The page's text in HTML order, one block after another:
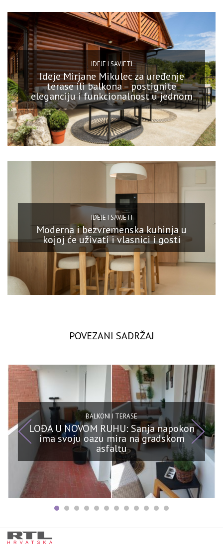
IDEJE I SAVJETI
Ideje Mirjane Mikulec za uređenje
terase ili balkona – postignite
eleganciju i funkcionalnost u jednom
IDEJE I SAVJETI
Moderna i bezvremenska kuhinja u
kojoj će uživati i vlasnici i gosti
POVEZANI SADRŽAJ
BALKONI I TERASE
LOĐA U NOVOM RUHU: Sanja napokon
ima svoju oazu mira na gradskom
asfaltu